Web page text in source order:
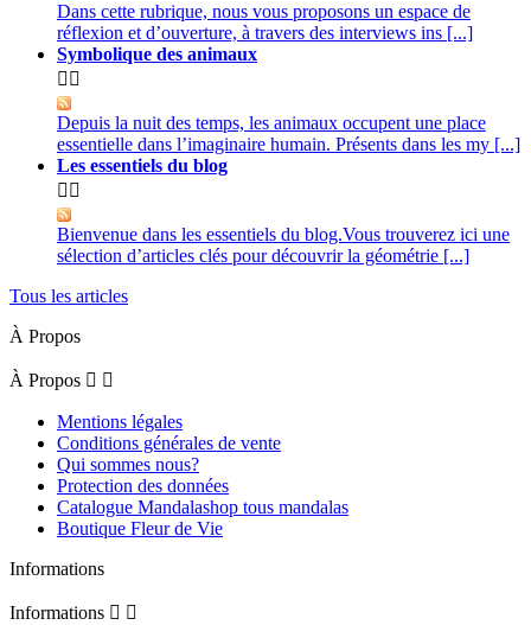
Dans cette rubrique, nous vous proposons un espace de
réflexion et d’ouverture, à travers des interviews ins [...]
Symbolique des animaux
 
Depuis la nuit des temps, les animaux occupent une place
essentielle dans l’imaginaire humain. Présents dans les my [...]
Les essentiels du blog
 
Bienvenue dans les essentiels du blog.Vous trouverez ici une
sélection d’articles clés pour découvrir la géométrie [...]
Tous les articles
À Propos
À Propos  
Mentions légales
Conditions générales de vente
Qui sommes nous?
Protection des données
Catalogue Mandalashop tous mandalas
Boutique Fleur de Vie
Informations
Informations  